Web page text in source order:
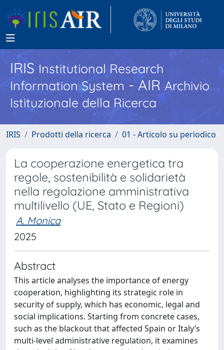
IRISInstitutional Research
Information System - AIR Archivio
Istituzionale della Ricerca
IRIS Prodotti della ricerca 01 - Articolo su periodico
La cooperazione energetica tra
regole, sostenibilità e solidarietà
nella regolazione amministrativa
multilivello (UE, Stato e Regioni)
A. Monica
2025
Abstract
This article analyses the importance of energy
cooperation, highlighting its strategic role in
security of supply, which has economic, legal and
social implications. Starting from concrete cases,
such as the blackout that affected Spain or Italy’s
multi-level administrative regulation, it examines